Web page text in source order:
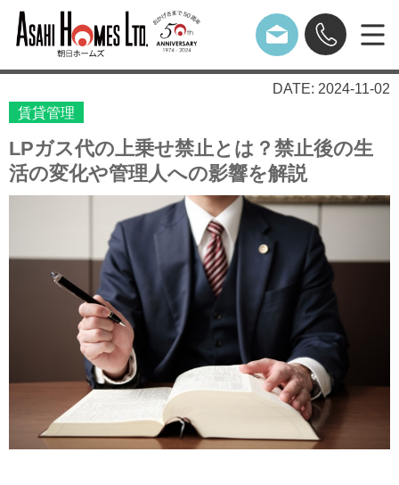
DATE: 2024-11-02
賃貸管理
LPガス代の上乗せ禁止とは？禁止後の生
活の変化や管理人への影響を解説